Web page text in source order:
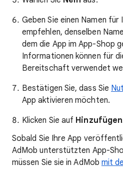
Geben Sie einen Namen für
empfehlen, denselben
dem die App im App-Shop
Informationen können für
Bereitschaft verwendet
Bestätigen Sie, dass Sie
App aktivieren möchten.
Klicken Sie auf Hinzufügen
Sobald Sie Ihre App
AdMob unterstützten App-
müssen Sie sie in AdMob mit